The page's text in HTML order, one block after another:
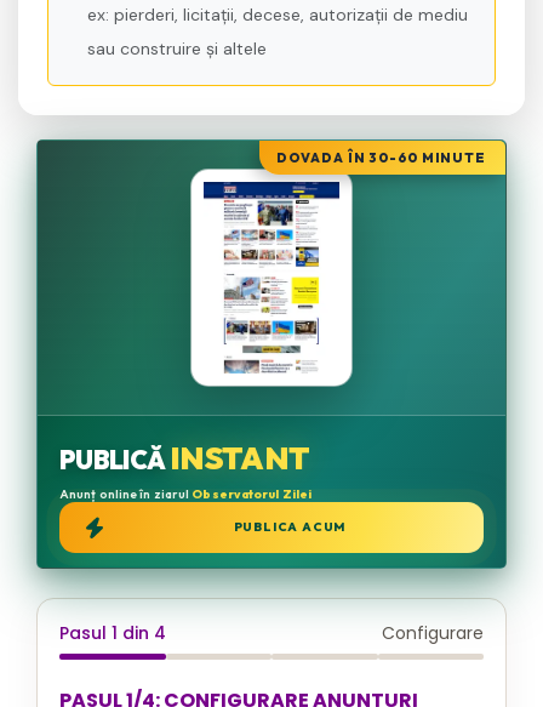
ex: pierderi, licitații, decese, autorizații de mediu
sau construire și altele
DOVADA ÎN 30-60 MINUTE
PUBLICĂINSTANT
Anunț online în ziarul Observatorul Zilei
PUBLICA ACUM
Pasul 1 din 4 Configurare
PASUL 1/4: CONFIGURARE ANUNTURI